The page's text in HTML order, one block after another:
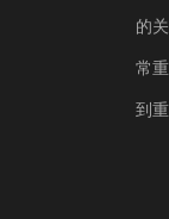
的
常
到